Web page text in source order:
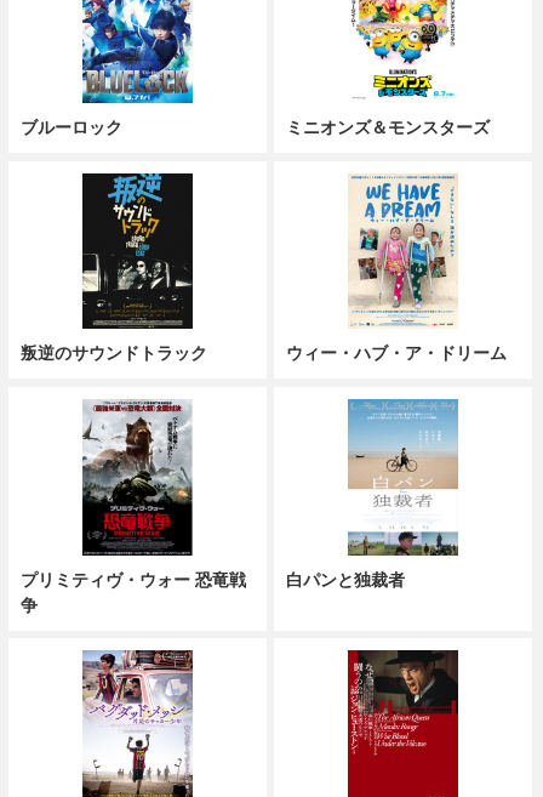
ブルーロック ミニオンズ＆モンスターズ
叛逆のサウンドトラック ウィー・ハブ・ア・ドリーム
プリミティヴ・ウォー 恐竜戦
争
白パンと独裁者